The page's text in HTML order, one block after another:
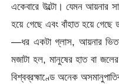
একেবারে উল্টো। যেমন আয়নার
হয়ে গেছে এবং বাঁহাত হয়ে
—ধর একটা গ্লাস, আয়নার
মজাটা হল, মানুষের হাত বা
বিশ্বব্রহ্মাণ্ডে অনেক